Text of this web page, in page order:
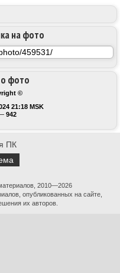
фото
©
21:18 MSK
942
на фото
ПК
2010—2026
опубликованных на сайте,
их авторов.